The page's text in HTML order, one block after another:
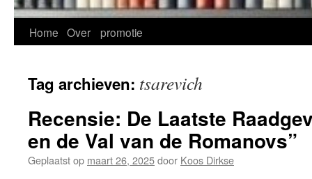
Home Over promotie
Tag archieven: tsarevich
Recensie: De Laatste
en de Val van de Romanovs”
Geplaatst op maart 26, 2025door Koos Dirkse